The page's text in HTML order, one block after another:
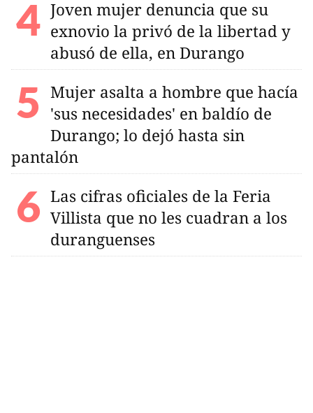
Joven mujer denuncia que su
exnovio la privó de la libertad y
abusó de ella, en Durango
Mujer asalta a hombre que hacía
'sus necesidades' en baldío de
Durango; lo dejó hasta sin
pantalón
Las cifras oficiales de la Feria
Villista que no les cuadran a los
duranguenses